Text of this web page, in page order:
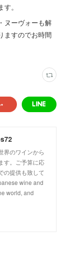
。
ヌーヴォーも解
ますのでお時間
界のワインから
す。ご予算に応
の提供も致して
wine and
world, and